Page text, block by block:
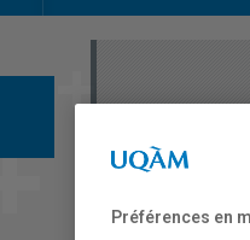
Préférences en